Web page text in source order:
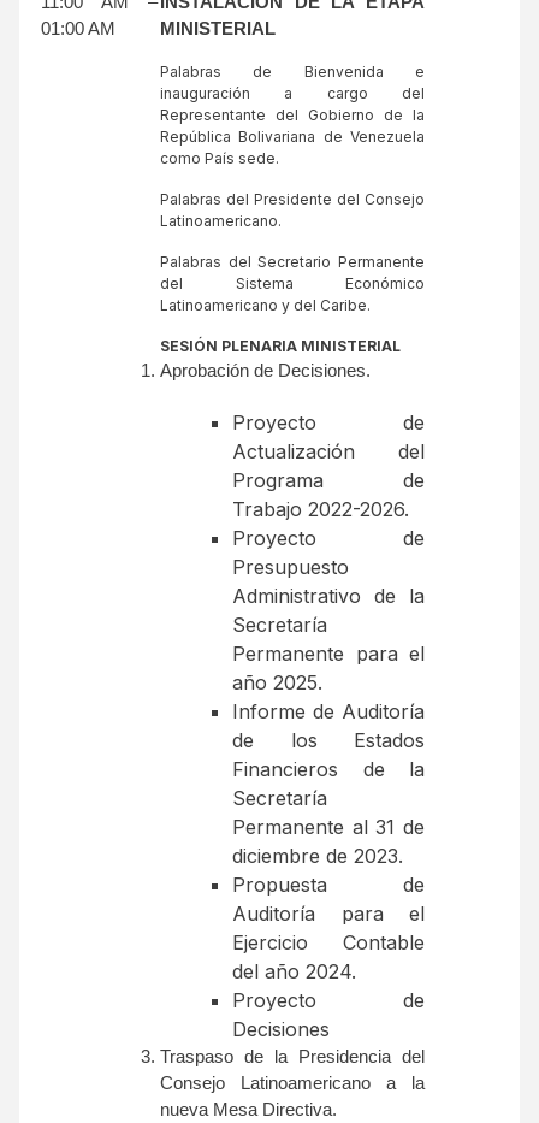
01:00 AM
MINISTERIAL
Palabras de Bienvenida e
inauguración a cargo del
Representante del Gobierno de la
República Bolivariana de Venezuela
como País sede.
Palabras del Presidente del Consejo
Latinoamericano.
Palabras del Secretario Permanente
del Sistema Económico
Latinoamericano y del Caribe.
SESIÓN PLENARIA MINISTERIAL
Aprobación de Decisiones.
Proyecto de
Actualización del
Programa de
Trabajo 2022-2026.
Proyecto de
Presupuesto
Administrativo de la
Secretaría
Permanente para el
año 2025.
Informe de Auditoría
de los Estados
Financieros de la
Secretaría
Permanente al 31 de
diciembre de 2023.
Propuesta de
Auditoría para el
Ejercicio Contable
del año 2024.
Proyecto de
Decisiones
Traspaso de la Presidencia del
Consejo Latinoamericano a la
nueva Mesa Directiva.